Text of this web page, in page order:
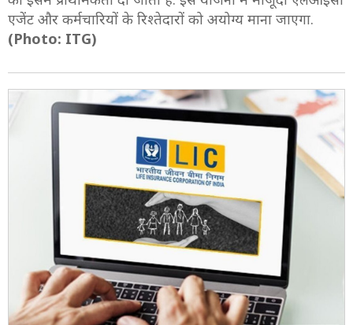
एजेंट और कर्मचारियों के रिश्‍तेदारों को अयोग्‍य माना जाएगा.
(Photo: ITG)